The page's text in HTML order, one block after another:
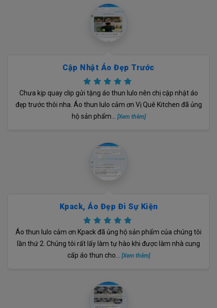
Cập Nhật Áo Đẹp Trước
Chưa kịp quay clip gửi tặng áo thun lulo nên chị cập nhật áo
đẹp trước thôi nha. Áo thun lulo cảm ơn Vị Quê Kitchen đã ủng
hộ sản phẩm...
[Xem thêm]
Kpack, Áo Đẹp Đi Sự Kiện
Áo thun lulo cảm ơn Kpack đã ủng hộ sản phẩm của chúng tôi
lần thứ 2. Chúng tôi rất lấy làm tự hào khi được làm nhà cung
cấp áo thun cho...
[Xem thêm]